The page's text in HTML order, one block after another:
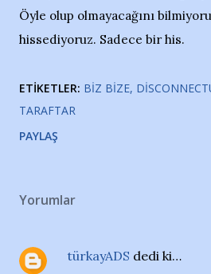
Öyle olup olmayacağını
hissediyoruz. Sadece bir his.
ETIKETLER: BIZ BIZE
TARAFTAR
PAYLAŞ
Yorumlar
türkayADS dedi ki…